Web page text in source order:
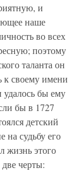
и
наше
во всех
поэтому
таланта он
к своему имени
удалось бы ему
бы в 1727
детский
на судьбу его
жизнь этого
две черты: